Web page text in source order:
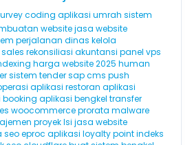
coding aplikasi umrah sistem
websitejasa website
perjalanan dinas kelola
rekonsiliasi akuntansi panel vps
harga website 2025 human
sistem tendersapcms push
aplikasi restoran aplikasi
booking aplikasi bengkel transfer
woocommerceprorata malware
proyeklsi jasa website
seoeproc aplikasi loyalty pointindeks